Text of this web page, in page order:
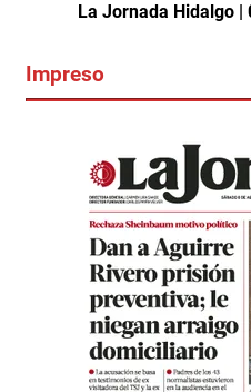
La Jornada Hidalgo
Impreso